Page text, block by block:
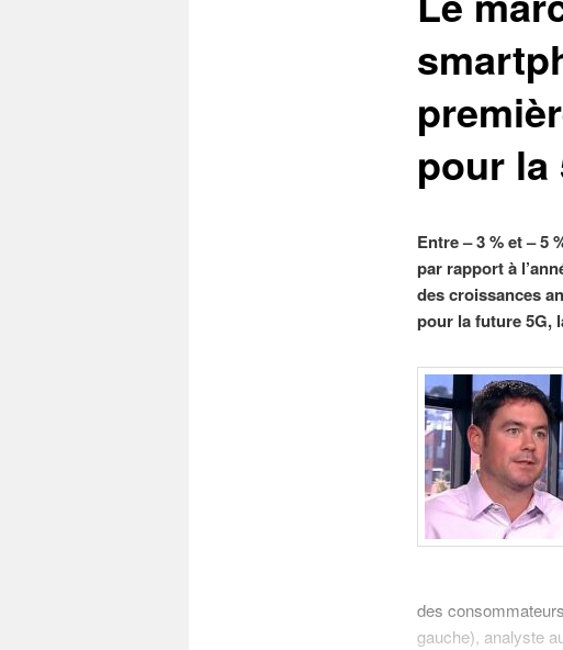
pour la
Entre – 3 % et – 5
par rapport à
des croissances
pour la future 5G,
des
gauche), analyste